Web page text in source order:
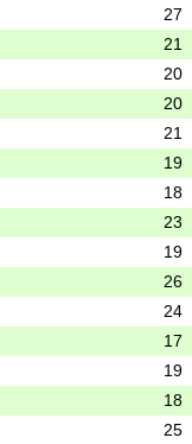
27
21
20
20
21
19
18
23
19
26
24
17
19
18
25